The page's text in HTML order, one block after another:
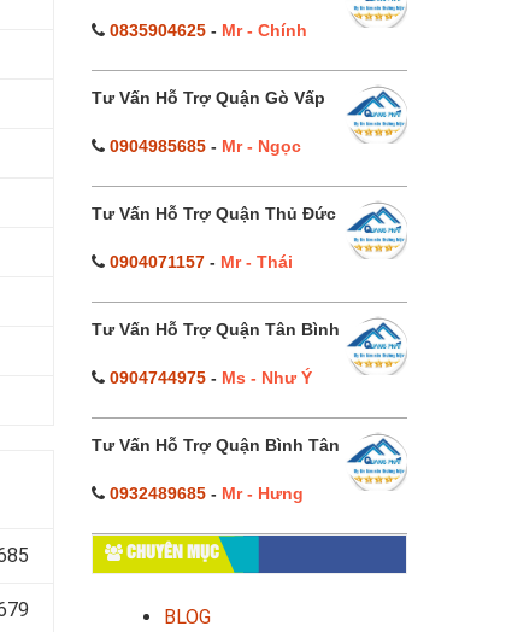
0835904625- Mr - Chính
Tư Vấn Hỗ Trợ Quận Gò Vấp
0904985685- Mr - Ngọc
Tư Vấn Hỗ Trợ Quận Thủ Đức
0904071157- Mr - Thái
Tư Vấn Hỗ Trợ Quận Tân Bình
0904744975- Ms - Như Ý
Tư Vấn Hỗ Trợ Quận Bình Tân
0932489685- Mr - Hưng
CHUYÊN MỤC
BLOG